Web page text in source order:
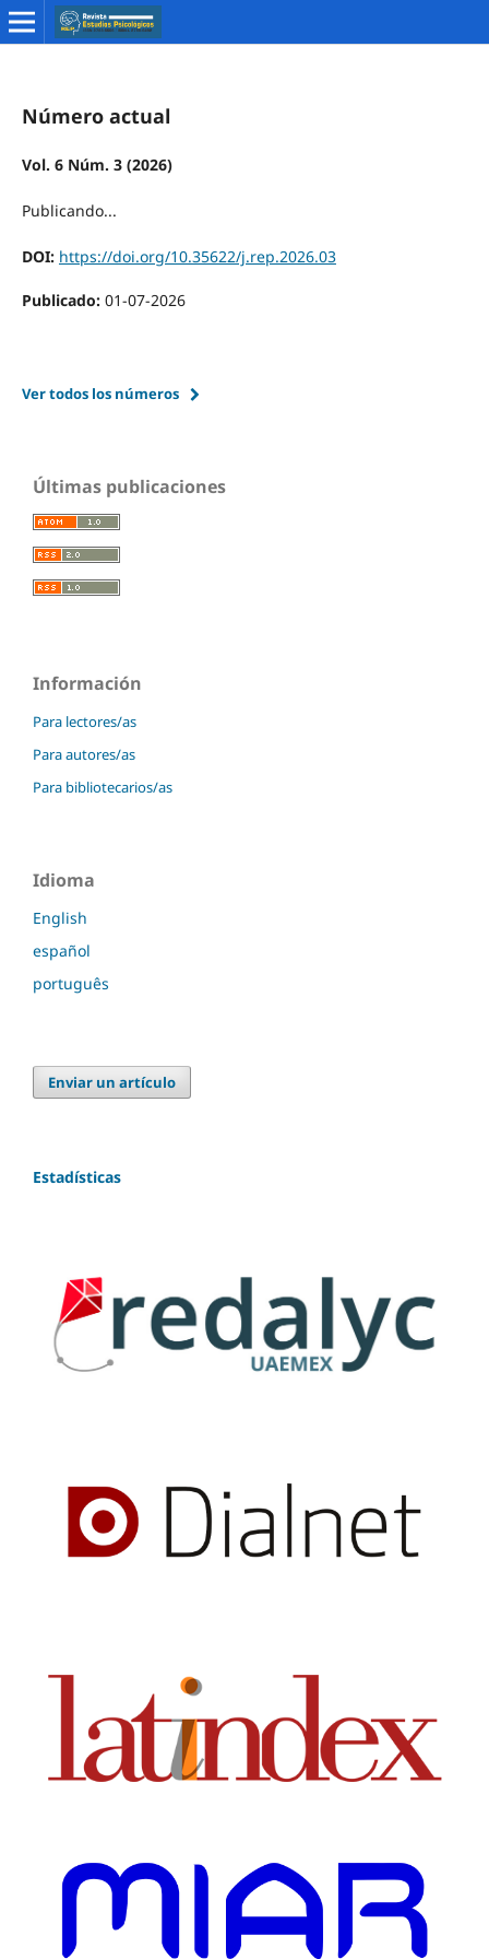
Número actual
Vol. 6 Núm. 3 (2026)
Publicando...
DOI: https://doi.org/10.35622/j.rep.2026.03
Publicado: 01-07-2026
Ver todos los números
Últimas publicaciones
Información
Para lectores/as
Para autores/as
Para bibliotecarios/as
Idioma
English
español
português
Enviar un artículo
Estadísticas